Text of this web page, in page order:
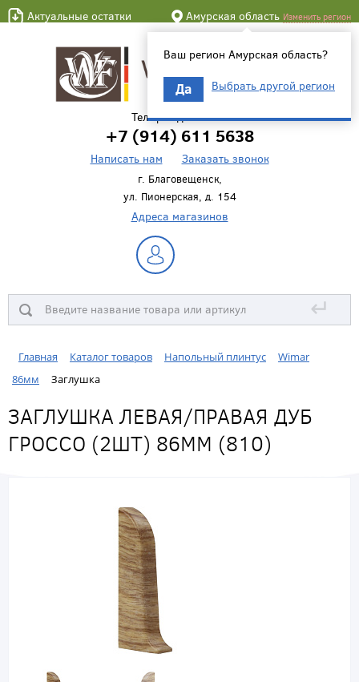
Актуальные остатки Амурская область Изменить регион
Ваш регион Амурская область?
Да Выбрать другой регион
Телефон для связи
+7 (914) 611 5638
Написать нам Заказать звонок
г. Благовещенск,
ул. Пионерская, д. 154
Адреса магазинов
↵
Главная Каталог товаров Напольный плинтус
Wimar
86мм
Заглушка
ЗАГЛУШКА ЛЕВАЯ/ПРАВАЯ ДУБ
ГРОССО (2ШТ) 86ММ (810)